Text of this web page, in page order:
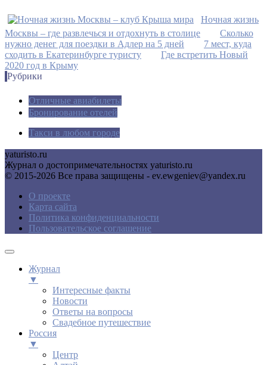
Ночная жизнь
Москвы – где развлечься и отдохнуть в столице
Сколько
нужно денег для поездки в Адлер на 5 дней
7 мест, куда
сходить в Екатеринбурге туристу
Где встретить Новый
2020 год в Крыму
Рубрики
Отличные авиабилеты
Бронирование отелей
Такси в любом городе
yaturisto.ru
Журнал о достопримечательностях yaturisto.ru
© 2015-2026 Все права защищены - ev.ewgeniev@yandex.ru
О проекте
Карта сайта
Политика конфиденциальности
Пользовательское соглашение
Журнал
▼
Интересные факты
Новости
Ответы на вопросы
Свадебное путешествие
Россия
▼
Центр